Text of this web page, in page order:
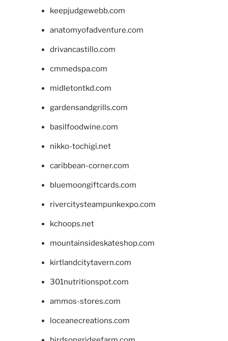
keepjudgewebb.com
anatomyofadventure.com
drivancastillo.com
cmmedspa.com
midletontkd.com
gardensandgrills.com
basilfoodwine.com
nikko-tochigi.net
caribbean-corner.com
bluemoongiftcards.com
rivercitysteampunkexpo.com
kchoops.net
mountainsideskateshop.com
kirtlandcitytavern.com
301nutritionspot.com
ammos-stores.com
loceanecreations.com